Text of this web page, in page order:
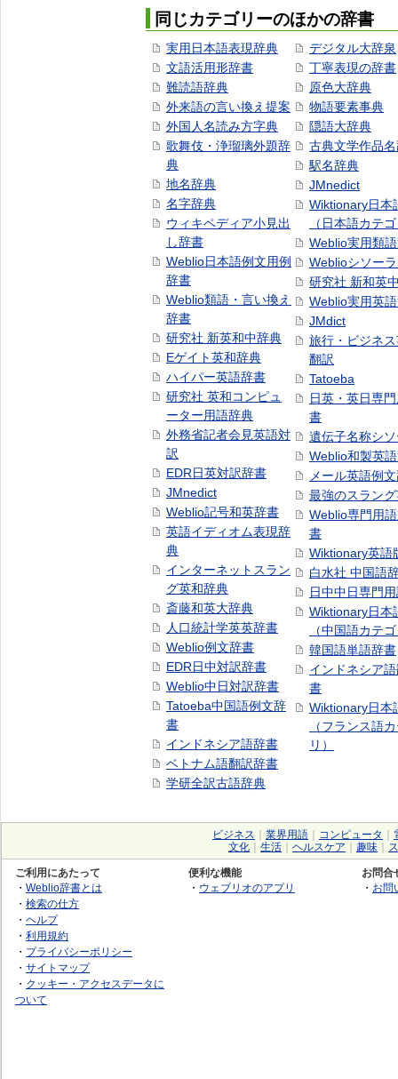
同じカテゴリーのほかの辞書
実用日本語表現辞典
文語活用形辞書
難読語辞典
外来語の言い換え提案
外国人名読み方字典
歌舞伎・浄瑠璃外題辞
典
地名辞典
名字辞典
ウィキペディア小見出
し辞書
Weblio日本語例文用例
辞書
Weblio類語・言い換え
辞書
研究社 新英和中辞典
Eゲイト英和辞典
ハイパー英語辞書
研究社 英和コンピュ
ーター用語辞典
外務省記者会見英語対
訳
EDR日英対訳辞書
JMnedict
Weblio記号和英辞書
英語イディオム表現辞
典
インターネットスラン
グ英和辞典
斎藤和英大辞典
人口統計学英英辞書
Weblio例文辞書
EDR日中対訳辞書
Weblio中日対訳辞書
Tatoeba中国語例文辞
書
インドネシア語辞書
ベトナム語翻訳辞書
学研全訳古語辞典
デジタル大辞泉
丁寧表現の辞書
原色大辞典
物語要素事典
隠語大辞典
古典文学作品
駅名辞典
JMnedict
Wiktionary日本
（日本語カテ
Weblio実用類
Weblioシソー
研究社 新和英
Weblio実用英
JMdict
旅行・ビジネ
翻訳
Tatoeba
日英・英日専
書
遺伝子名称シ
Weblio和製英
メール英語例
最強のスラン
Weblio専門用
書
Wiktionary英語
白水社 中国語
日中中日専門
Wiktionary日本
（中国語カテ
韓国語単語辞書
インドネシア
書
Wiktionary日本
（フランス語
リ）
ビジネス 業界用語 コンピュータ
文化
生活 ヘルスケア 趣味
ご利用にあたって
・ Weblio辞書とは
・ 検索の仕方
・ ヘルプ
・ 利用規約
・ プライバシーポリシー
・ サイトマップ
・ クッキー・アクセスデータに
ついて
便利な機能
・ ウェブリオのアプリ
お問合
・ お問